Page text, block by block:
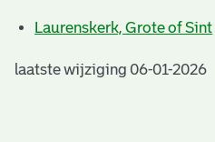
Laurenskerk, Grote of Sint
laatste wijziging 06-01-2026